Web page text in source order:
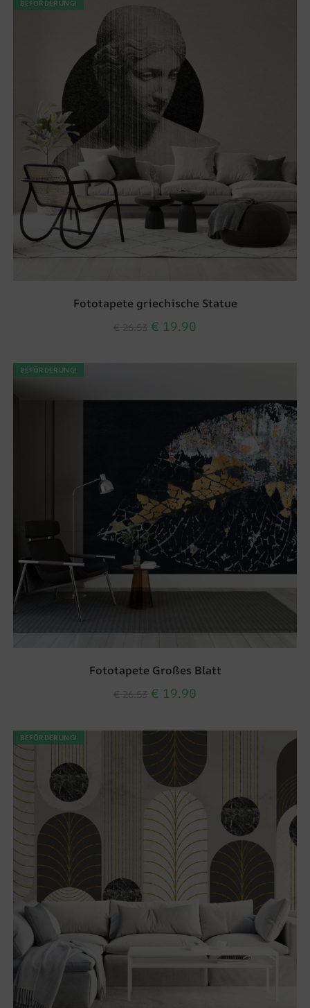
BEFÖRDERUNG!
Fototapete griechische Statue
€ 19.90
BEFÖRDERUNG!
Fototapete Großes Blatt
€ 19.90
BEFÖRDERUNG!